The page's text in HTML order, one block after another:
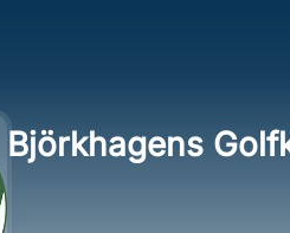
Björkhagens